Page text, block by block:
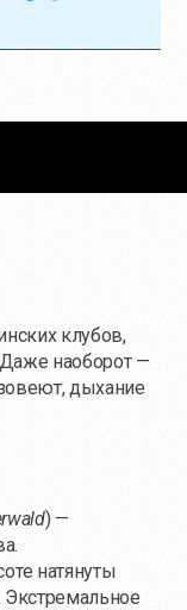
клубов,
наоборот —
дыхание
) —
натянуты
Экстремальное